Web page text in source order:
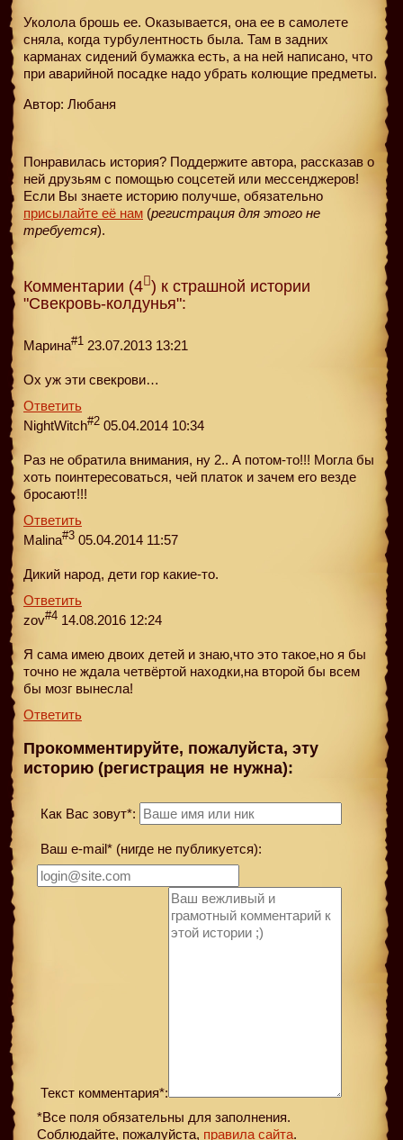
Уколола брошь ее. Оказывается, она ее в самолете
сняла, когда турбулентность была. Там в задних
карманах сидений бумажка есть, а на ней написано, что
при аварийной посадке надо убрать колющие предметы.
Автор: Любаня
Понравилась история? Поддержите автора, рассказав о
ней друзьям с помощью соцсетей или мессенджеров!
Если Вы знаете историю получше, обязательно
присылайте её нам (регистрация для этого не
требуется).
Комментарии (4 ) к страшной истории
"Свекровь-колдунья":
Марина#1 23.07.2013 13:21
Ох уж эти свекрови…
Ответить
NightWitch#2 05.04.2014 10:34
Раз не обратила внимания, ну 2.. А потом-то!!! Могла бы
хоть поинтересоваться, чей платок и зачем его везде
бросают!!!
Ответить
Malina#3 05.04.2014 11:57
Дикий народ, дети гор какие-то.
Ответить
zov#4 14.08.2016 12:24
Я сама имею двоих детей и знаю,что это такое,но я бы
точно не ждала четвёртой находки,на второй бы всем
бы мозг вынесла!
Ответить
Прокомментируйте, пожалуйста, эту
историю (регистрация не нужна):
Как Вас зовут*:
Ваш e-mail* (нигде не публикуется):
Текст комментария*:
*Все поля обязательны для заполнения.
Соблюдайте, пожалуйста, правила сайта.